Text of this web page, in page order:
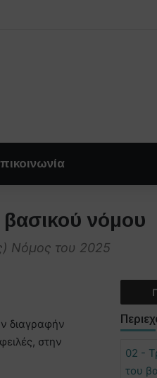
νόμου
Νόμος του 2025
διαγραφήν
στην
02 -
του